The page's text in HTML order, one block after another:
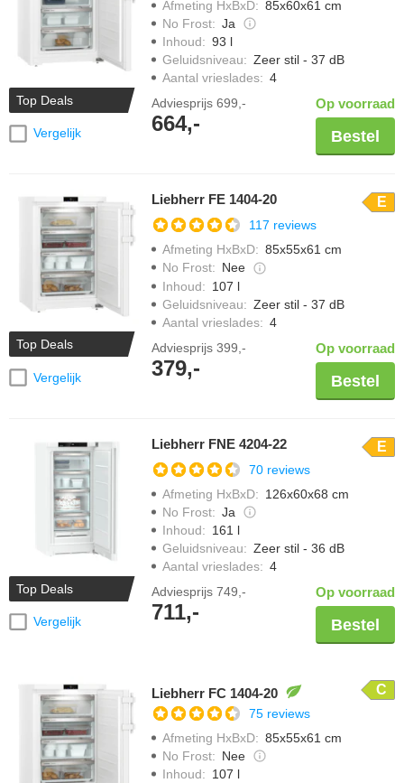
Top Deals
Vergelijk
Afmeting HxBxD: 85x60x61 cm
No Frost: Ja
Inhoud: 93 l
Geluidsniveau: Zeer stil - 37 dB
Aantal vrieslades: 4
Adviesprijs 699,-
664,-
Op voorraad
Bestel
Top Deals
Vergelijk
Liebherr FE 1404-20 E
117 reviews
Afmeting HxBxD: 85x55x61 cm
No Frost: Nee
Inhoud: 107 l
Geluidsniveau: Zeer stil - 37 dB
Aantal vrieslades: 4
Adviesprijs 399,-
379,-
Op voorraad
Bestel
Top Deals
Vergelijk
Liebherr FNE 4204-22 E
70 reviews
Afmeting HxBxD: 126x60x68 cm
No Frost: Ja
Inhoud: 161 l
Geluidsniveau: Zeer stil - 36 dB
Aantal vrieslades: 4
Adviesprijs 749,-
711,-
Op voorraad
Bestel
Liebherr FC 1404-20 C
75 reviews
Afmeting HxBxD: 85x55x61 cm
No Frost: Nee
Inhoud: 107 l